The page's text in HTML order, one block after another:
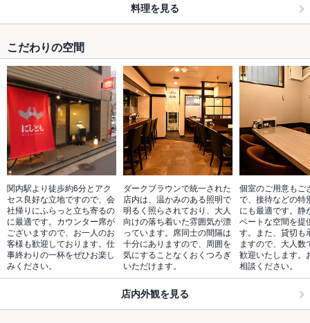
料理を見る
こだわりの空間
関内駅より徒歩約6分とアク
セス良好な立地ですので、会
社帰りにふらっと立ち寄るの
に最適です。カウンター席が
ございますので、お一人のお
客様も歓迎しております。仕
事終わりの一杯をぜひお楽し
みください。
ダークブラウンで統一された
店内は、温かみのある照明で
明るく照らされており、大人
向けの落ち着いた雰囲気が漂
っています。席同士の間隔は
十分にありますので、周囲を
気にすることなくおくつろぎ
いただけます。
個室のご用意もご
で、接待などの特
にも最適です。静
ベートな空間を提
す。また、貸切も
ますので、大人数
歓迎いたします。
相談ください。
店内外観を見る